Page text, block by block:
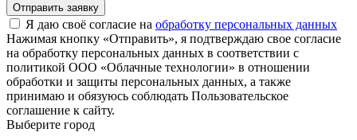
Отправить заявку
Я даю своё согласие на обработку персональных данных
Нажимая кнопку «Отправить», я подтверждаю свое согласие
на обработку персональных данных в соответствии с
политикой ООО «Облачные технологии» в отношении
обработки и защиты персональных данных, а также
принимаю и обязуюсь соблюдать Пользовательское
соглашение к сайту.
Выберите город